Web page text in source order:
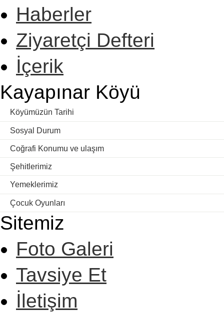
Haberler
Ziyaretçi Defteri
İçerik
Kayapınar Köyü
Köyümüzün Tarihi
Sosyal Durum
Coğrafi Konumu ve ulaşım
Şehitlerimiz
Yemeklerimiz
Çocuk Oyunları
Sitemiz
Foto Galeri
Tavsiye Et
İletişim